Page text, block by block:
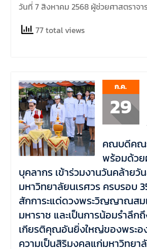
วันที่ 7 สิงหาคม 2568 ผู้ช่วยศาสตราจา
77 total views
ก.ค.
29
คณบดีคณ
พร้อมด้วย
บุคลากร เข้าร่วมงานวันคล้ายวั
มหาวิทยาลัยนเรศวร ครบรอบ
สักการะแด่ดวงพระวิญญาณสม
มหาราช และเป็นการน้อมรำลึก
เกียรติคุณอันยิ่งใหญ่ของพระอ
ความเป็นสิริมงคลแก่มหาวิทยา